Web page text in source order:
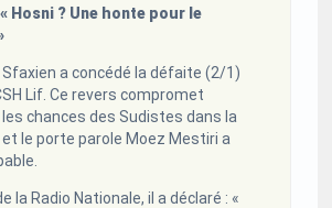
Hosni ? Une honte pour le
Sfaxien a concédé la défaite (2/1)
Lif. Ce revers compromet
chances des Sudistes dans la
le porte parole Moez Mestiri a
la Radio Nationale, il a déclaré : «